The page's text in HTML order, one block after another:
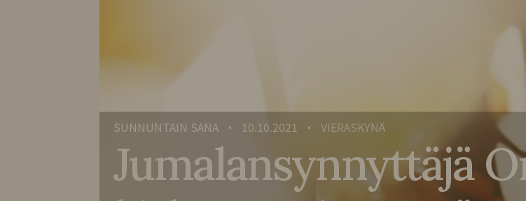
SUNNUNTAIN SANA • 10.10.2021 • VIERASKYNÄ
Jumalansynnyttäjä